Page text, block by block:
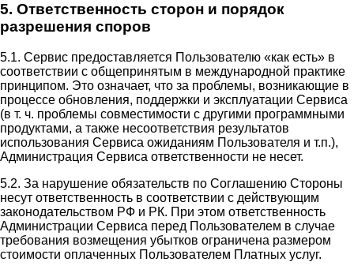
5. Ответственность сторон и порядок
разрешения споров
5.1. Сервис предоставляется Пользователю «как есть» в
соответствии с общепринятым в международной практике
принципом. Это означает, что за проблемы, возникающие в
процессе обновления, поддержки и эксплуатации Сервиса
(в т. ч. проблемы совместимости с другими программными
продуктами, а также несоответствия результатов
использования Сервиса ожиданиям Пользователя и т.п.),
Администрация Сервиса ответственности не несет.
5.2. За нарушение обязательств по Соглашению Стороны
несут ответственность в соответствии с действующим
законодательством РФ и РК. При этом ответственность
Администрации Сервиса перед Пользователем в случае
требования возмещения убытков ограничена размером
стоимости оплаченных Пользователем Платных услуг.